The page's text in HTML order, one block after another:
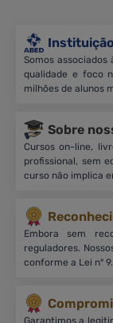
Somos
qualidade e foco
milhões de alunos
Sobre
Cursos on-line,
profissional, sem
curso não implica
Embora sem
reguladores.
conforme a Lei nº